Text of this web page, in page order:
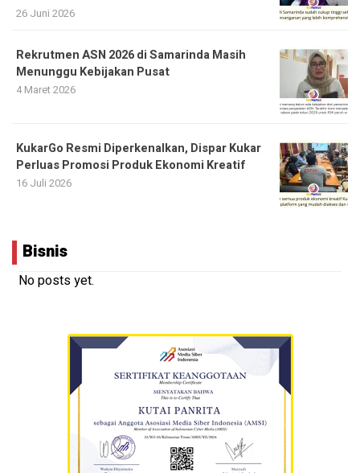
26 Juni 2026
Rekrutmen ASN 2026 di Samarinda Masih
Menunggu Kebijakan Pusat
4 Maret 2026
KukarGo Resmi Diperkenalkan, Dispar Kukar
Perluas Promosi Produk Ekonomi Kreatif
16 Juli 2026
Bisnis
No posts yet.